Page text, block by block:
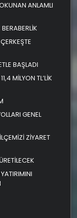
ANLAMLI
BAŞLADI
MİLYON TL’LİK
GENEL
ZİYARET